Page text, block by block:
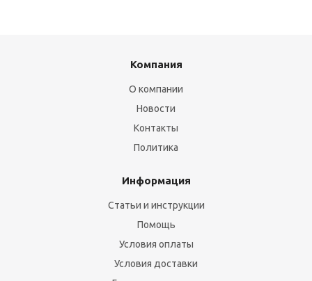
Компания
О компании
Новости
Контакты
Политика
Информация
Статьи и инструкции
Помощь
Условия оплаты
Условия доставки